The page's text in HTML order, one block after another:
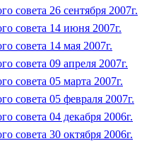
совета 26 сентября 2007г.
совета 14 июня 2007г.
совета 14 мая 2007г.
совета 09 апреля 2007г.
совета 05 марта 2007г.
совета 05 февраля 2007г.
совета 04 декабря 2006г.
совета 30 октября 2006г.